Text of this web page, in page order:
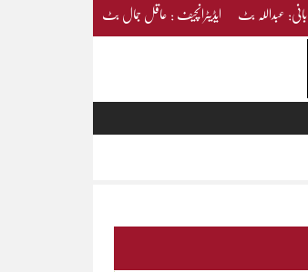
بانی: عبداللہ بٹ ایڈیٹرانچیف : عاقل جمال بٹ